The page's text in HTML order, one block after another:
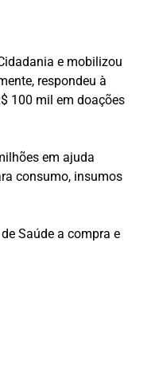
e mobilizou
respondeu à
100 mil em doações
em ajuda
consumo, insumos
Saúde a compra e